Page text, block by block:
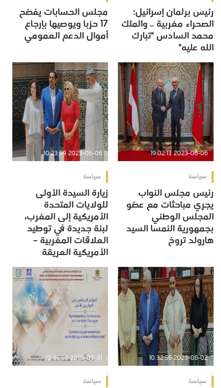
رئيس برلمان إسرائيل:
الصحراء مغربية .. والملك
محمد السادس "تبارك
الله عليه"
مجلس الحسابات يفضح
17 حزبا ويوصيها بإرجاع
أموال الدعم العمومي
2023-06-06 19:02:13
سياسة
رئيس مجلس النواب
يجري مباحثات مع عضو
المجلس الوطني
بجمهورية النمسا السيد
هارولد تروخ
2023-06-06 10:23:59
سياسة
زيارة السيدة الأولى
للولايات المتحدة
الأمريكية إلى المغرب،
لبنة جديدة في توطيد
العلاقات المغربية –
الأمريكية العريقة
2023-06-02 10:32:56
سياسة
2023-05-31 10:36:56
سياسة